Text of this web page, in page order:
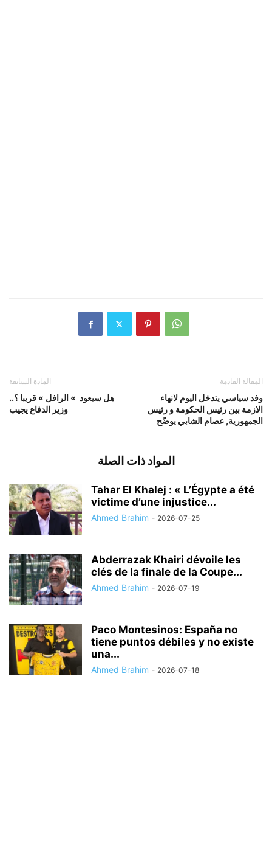
المادة السابقة
هل سيعود » الرافل » قريبا ؟..
وزير الدفاع يجيب
المقالة القادمة
وفد سياسي يتدخل اليوم لانهاء
الازمة بين رئيس الحكومة و رئيس
الجمهورية, عصام الشابي يوضّح
المواد ذات الصلة
Tahar El Khalej : « L’Égypte a été
victime d’une injustice...
Ahmed Brahim - 2026-07-25
Abderrazak Khairi dévoile les
clés de la finale de la Coupe...
Ahmed Brahim - 2026-07-19
Paco Montesinos: España no
tiene puntos débiles y no existe
una...
Ahmed Brahim - 2026-07-18